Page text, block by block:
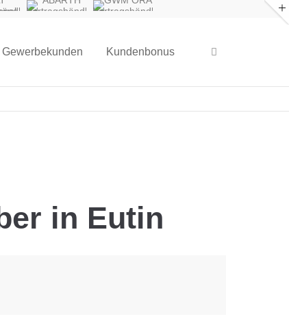
ABARTH
GWM ORA
Gewerbekunden Kundenbonus
in Eutin